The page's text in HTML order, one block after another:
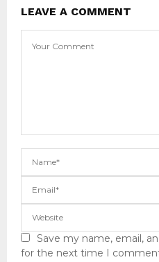
LEAVE A COMMENT
Save my name, email,
for the next time I